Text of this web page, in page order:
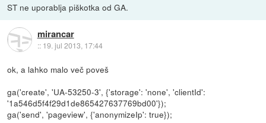
ST ne uporablja piškotka od GA.
mirancar
:: 19. jul 2013, 17:44
ok, a lahko malo več poveš
ga('create', 'UA-53250-3', {'storage': 'none', 'clientId':
'1a546d5f4f29d1de865427637769bd00'});
ga('send', 'pageview', {'anonymizeIp': true});